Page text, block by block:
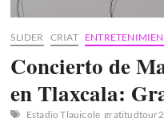
SLIDER CRIAT
Concierto de
en Tlaxcala:
Estadio Tlauicole